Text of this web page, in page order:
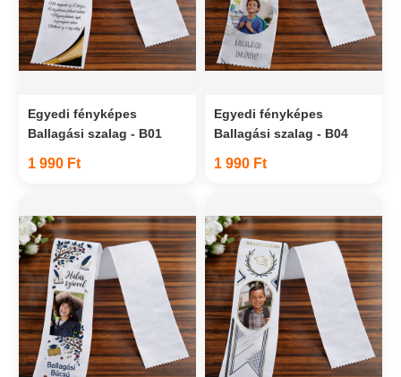
Egyedi fényképes
Ballagási szalag - B01
1 990 Ft
Egyedi fényképes
Ballagási szalag - B04
1 990 Ft